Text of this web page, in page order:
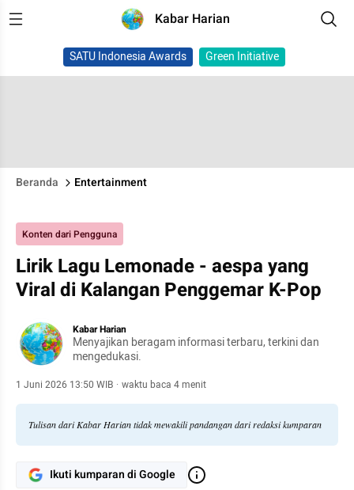
Kabar Harian
SATU Indonesia Awards Green Initiative
Beranda Entertainment
Konten dari Pengguna
Lirik Lagu Lemonade - aespa yang
Viral di Kalangan Penggemar K-Pop
Kabar Harian
Menyajikan beragam informasi terbaru, terkini dan
mengedukasi.
1 Juni 2026 13:50 WIB · waktu baca 4 menit
Tulisan dari Kabar Harian tidak mewakili pandangan dari redaksi kumparan
Ikuti kumparan di Google